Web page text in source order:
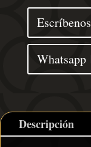
de
pino
45x35x64
cantidad
Escríbenos
Whatsapp
Descripción